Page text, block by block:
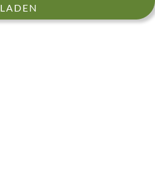
LADEN